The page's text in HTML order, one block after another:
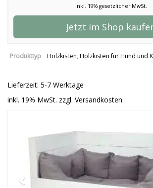
inkl. 19% gesetzlicher MwSt.
Jetzt im Shop
Produkttyp Holzkisten, Holzkisten für Hund und
Lieferzeit: 5-7 Werktage
inkl. 19% MwSt. zzgl. Versandkosten